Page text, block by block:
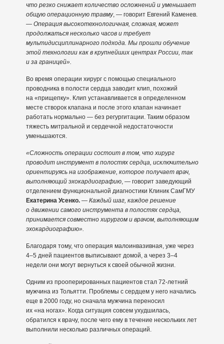
что резко снижает количество осложнений и уменьшает
общую операционную травму, — говорит Евгений Каменев.
— Операция высокотехнологичная, сложная, может
продолжаться несколько часов и требует
мультидисциплинарного подхода. Мы прошли обучение
этой технологии как в крупнейших центрах России, так
и за границей».
Во время операции хирург с помощью специального
проводника в полости сердца заводит клип, похожий
на «прищепку». Клип устанавливается в определенном
месте створок клапана и после этого клапан начинает
работать нормально — без регургитации. Таким образом
тяжесть митральной и сердечной недостаточности
уменьшаются.
«Сложность операции состоит в том, что хирург
проводит инструмент в полостях сердца, исключительно
ориентируясь на изображение, которое получает врач,
выполняющий эхокардиографию, — говорит заведующий
отделением функциональной диагностики Клиник СамГМУ
Екатерина Усенко. —Каждый шаг, каждое решение
о движении самого инструмента в полостях сердца,
принимается совместно хирургом и врачом, выполняющим
эхокардиографию».
Благодаря тому, что операция малоинвазивная, уже через
4–5 дней пациентов выписывают домой, а через 3–4
недели они могут вернуться к своей обычной жизни.
Одним из прооперированных пациентов стал 72-летний
мужчина из Тольятти. Проблемы с сердцем у него начались
еще в 2000 году, но сначала мужчина переносил
их «на ногах». Когда ситуация совсем ухудшилась,
обратился к врачу, после чего ему в течение нескольких лет
выполнили несколько различных операций.